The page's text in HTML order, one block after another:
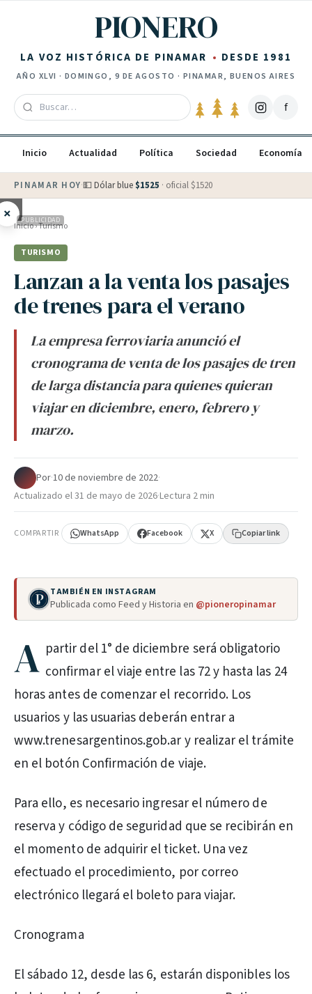
PIONERO
LA VOZ HISTÓRICA DE PINAMAR DESDE 1981
AÑO XLVI · DOMINGO, 9 DE AGOSTO · PINAMAR, BUENOS AIRES
f
Inicio Actualidad Política Sociedad Economía
PINAMAR HOY·💵 Dólar blue $1525 · oficial $1520
× PUBLICIDAD
Inicio›Turismo
TURISMO
Lanzan a la venta los pasajes
de trenes para el verano
La empresa ferroviaria anunció el
cronograma de venta de los pasajes de tren
de larga distancia para quienes quieran
viajar en diciembre, enero, febrero y
marzo.
Por·10 de noviembre de 2022·
Actualizado el31 de mayo de 2026·Lectura 2 min
COMPARTIR WhatsApp Facebook X Copiar link
TAMBIÉN EN INSTAGRAM
Publicada como Feed y Historia en @pioneropinamar
A partir del 1° de diciembre será obligatorio
confirmar el viaje entre las 72 y hasta las 24
horas antes de comenzar el recorrido. Los
usuarios y las usuarias deberán entrar a
www.trenesargentinos.gob.ar y realizar el trámite
en el botón Confirmación de viaje.
Para ello, es necesario ingresar el número de
reserva y código de seguridad que se recibirán en
el momento de adquirir el ticket. Una vez
efectuado el procedimiento, por correo
electrónico llegará el boleto para viajar.
Cronograma
El sábado 12, desde las 6, estarán disponibles los